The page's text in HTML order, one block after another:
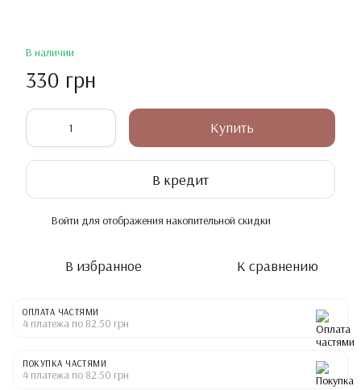
В наличии
330 грн
Купить
В кредит
Войти для отображения накопительной скидки
В избранное К сравнению
ОПЛАТА ЧАСТЯМИ
4 платежа по 82.50 грн
ПОКУПКА ЧАСТЯМИ
4 платежа по 82.50 грн